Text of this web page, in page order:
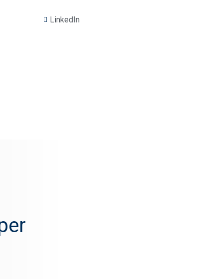
LinkedIn